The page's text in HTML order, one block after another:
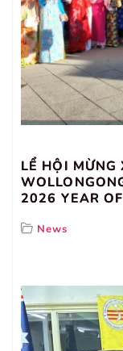
LỂ HỘI
2026 YEAR
News